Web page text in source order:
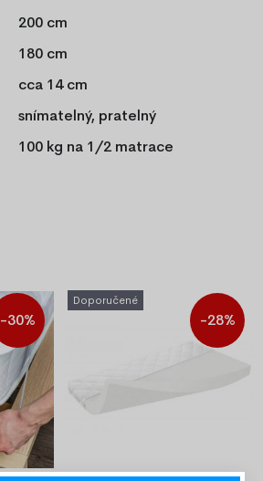
200 cm
180 cm
cca 14 cm
snímatelný, pratelný
100 kg na 1/2 matrace
-30%
Doporučené
-28%